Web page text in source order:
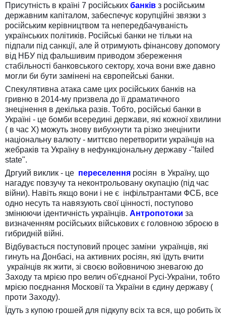
П рисутність в країні 7 російських банків з російським
державним капіталом, забеспечує корупційні звязки з
російським керівництвом та непередбачуваність
українських політиків. Російські банки не тільки на
підпали під санкції, але й отримують фінансову допомогу
від НБУ під фальшивим приводом збереження
стабільності банковського сектору, хоча вони вже давно
могли би бути замінені на європейські банки.
Спекулятивна атака саме цих російських банків на
гривню в 2014-му призвела до її драматичного
знецінення в декілька разів. Тобто, російські банки в
Україні - це бомби всередині держави, які кожної хвилини
( в час Х) можуть знову вибухнути та різко знецінити
національну валюту - миттєво перетворити українців на
жебраків та Україну в нефункціональну державу -"failed
state".
Дргуий виклик - це переселення росіян в Україну, що
нагадує повзучу та неконтрольовану окупацію (під час
війни). Навіть якщо вони і не є інфільтрантами ФСБ, все
одно несуть та навязують свої цінності, поступово
змінюючи ідентичність українців. Антропотоки за
визначенням російських військових є головною зброєю в
гибридній війні.
Відбувається поступовий процес заміни українців, які
гинуть на Донбасі, на активних росіян, які їдуть вчити
українців як жити, зі своєю войовничою зневагою до
Заходу та мрією про велич об'єднаної Русі-України, тобто
мрією поєднання Московії та України в єдину державу (
проти Заходу).
Їдуть з купою грошей для підкупу всіх та вся, що робить їх